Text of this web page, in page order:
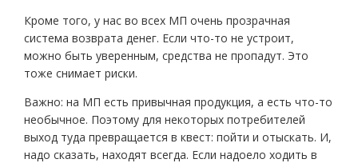
Кроме того, у нас во всех МП очень прозрачная
система возврата денег. Если что-то не устроит,
можно быть уверенным, средства не пропадут. Это
тоже снимает риски.
Важно: на МП есть привычная продукция, а есть что-то
необычное. Поэтому для некоторых потребителей
выход туда превращается в квест: пойти и отыскать. И,
надо сказать, находят всегда. Если надоело ходить в